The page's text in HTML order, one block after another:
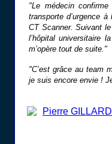
"Le médecin
transporte d’urgence
CT Scanner. Suivant
l’hôpital universitaire
m’opère tout de suite."
"C’est grâce au team
je suis encore envie !